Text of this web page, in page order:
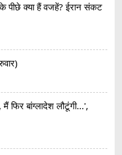
के पीछे क्या हैं वजहें? ईरान संकट
फिर बांग्लादेश लौटूंगी...',